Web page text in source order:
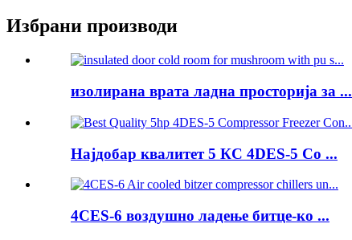
Избрани производи
изолирана врата ладна просторија за ...
Најдобар квалитет 5 КС 4DES-5 Co ...
4CES-6 воздушно ладење битце-ко ...